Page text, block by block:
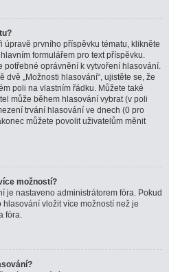
úpravě prvního příspěvku tématu, klikněte
formulářem pro text příspěvku.
potřebné oprávnění k vytvoření hlasování.
dvě „Možnosti hlasování“, ujistěte se, že
poli na vlastním řádku. Můžete také
může během hlasování vybrat (v poli
trvání hlasování ve dnech (0 pro
můžete povolit uživatelům měnit
možností?
je nastaveno administrátorem fóra. Pokud
vložit více možností než je
fóra.